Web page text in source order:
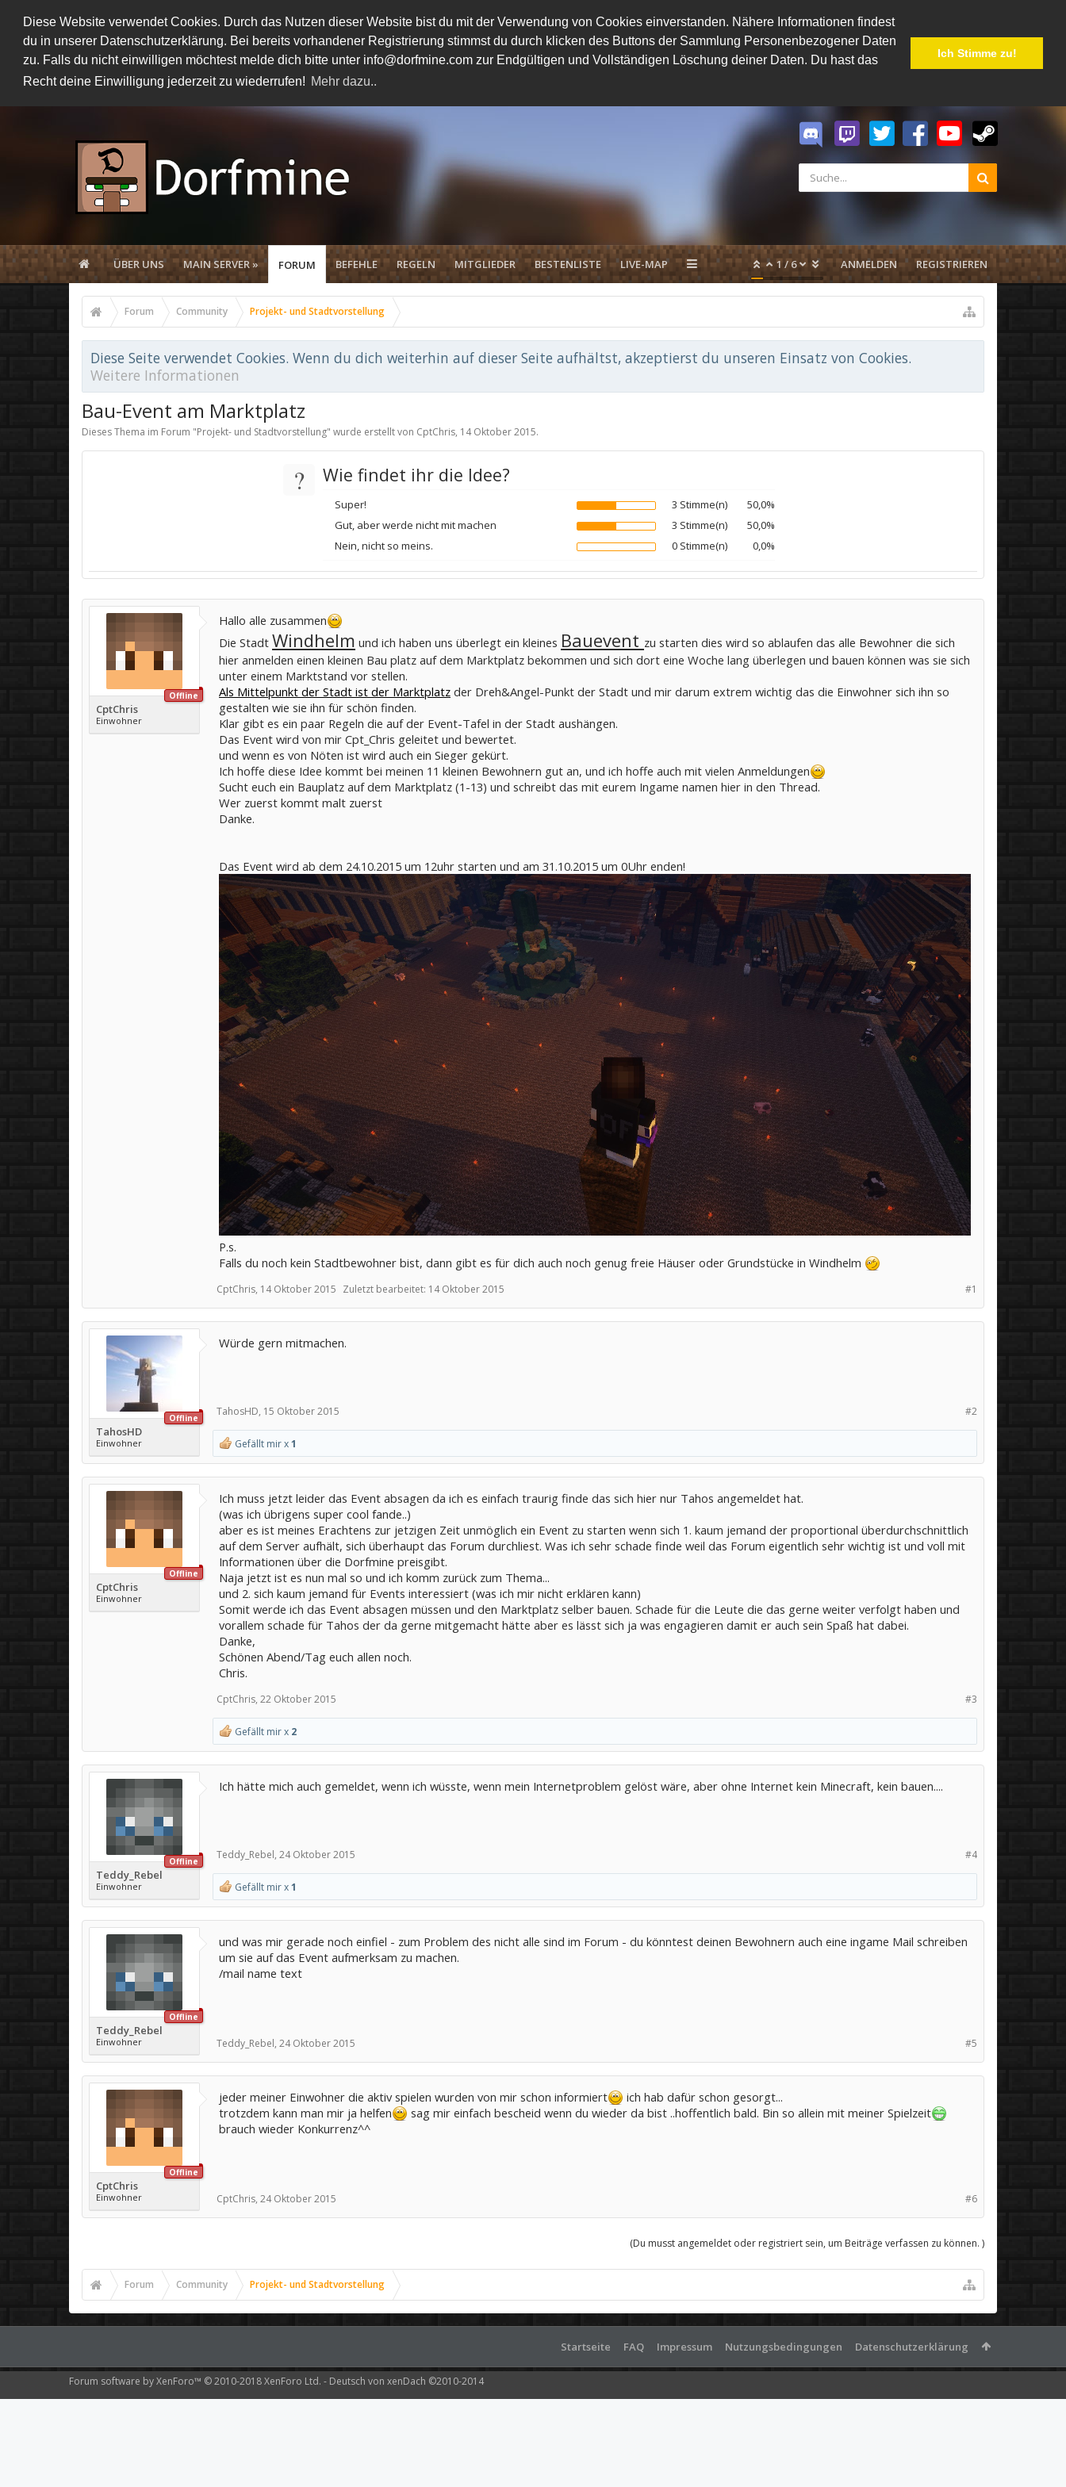
Diese Website verwendet Cookies. Durch das Nutzen dieser Website bist du mit der Verwendung von Cookies einverstanden. Nähere Informationen findest
du in unserer Datenschutzerklärung. Bei bereits vorhandener Registrierung stimmst du durch klicken des Buttons der Sammlung Personenbezogener Daten
zu. Falls du nicht einwilligen möchtest melde dich bitte unter info@dorfmine.com zur Endgültigen und Vollständigen Löschung deiner Daten. Du hast das
Recht deine Einwilligung jederzeit zu wiederrufen! Mehr dazu..
Ich Stimme zu!
ÜBER UNS MAIN SERVER » FORUM BEFEHLE REGELN MITGLIEDER BESTENLISTE LIVE-MAP 1/6 ANMELDEN REGISTRIEREN
Forum Community Projekt- und Stadtvorstellung
Diese Seite verwendet Cookies. Wenn du dich weiterhin auf dieser Seite aufhältst, akzeptierst du unseren Einsatz von Cookies.
Weitere Informationen
Bau-Event am Marktplatz
Dieses Thema im Forum "Projekt- und Stadtvorstellung" wurde erstellt von CptChris, 14 Oktober 2015.
? Wie findet ihr die Idee?
Super! 3 Stimme(n)
50,0%
Gut, aber werde nicht mit machen
3 Stimme(n)
50,0%
Nein, nicht so meins.
0 Stimme(n) 0,0%
Offline
CptChris
Einwohner
Hallo alle zusammen
Die Stadt Windhelm und ich haben uns überlegt ein kleines Bauevent zu starten dies wird so ablaufen das alle Bewohner die sich
hier anmelden einen kleinen Bau platz auf dem Marktplatz bekommen und sich dort eine Woche lang überlegen und bauen können was sie sich
unter einem Marktstand vor stellen.
Als Mittelpunkt der Stadt ist der Marktplatz der Dreh&Angel-Punkt der Stadt und mir darum extrem wichtig das die Einwohner sich ihn so
gestalten wie sie ihn für schön finden.
Klar gibt es ein paar Regeln die auf der Event-Tafel in der Stadt aushängen.
Das Event wird von mir Cpt_Chris geleitet und bewertet.
und wenn es von Nöten ist wird auch ein Sieger gekürt.
Ich hoffe diese Idee kommt bei meinen 11 kleinen Bewohnern gut an, und ich hoffe auch mit vielen Anmeldungen
Sucht euch ein Bauplatz auf dem Marktplatz (1-13) und schreibt das mit eurem Ingame namen hier in den Thread.
Wer zuerst kommt malt zuerst
Danke.
Das Event wird ab dem 24.10.2015 um 12uhr starten und am 31.10.2015 um 0Uhr enden!
P.s.
Falls du noch kein Stadtbewohner bist, dann gibt es für dich auch noch genug freie Häuser oder Grundstücke in Windhelm
#1
CptChris, 14 Oktober 2015 Zuletzt bearbeitet: 14 Oktober 2015
Offline
TahosHD
Einwohner
Würde gern mitmachen.
#2
TahosHD, 15 Oktober 2015
Gefällt mir x1
Offline
CptChris
Einwohner
Ich muss jetzt leider das Event absagen da ich es einfach traurig finde das sich hier nur Tahos angemeldet hat.
(was ich übrigens super cool fande..)
aber es ist meines Erachtens zur jetzigen Zeit unmöglich ein Event zu starten wenn sich 1. kaum jemand der proportional überdurchschnittlich
auf dem Server aufhält, sich überhaupt das Forum durchliest. Was ich sehr schade finde weil das Forum eigentlich sehr wichtig ist und voll mit
Informationen über die Dorfmine preisgibt.
Naja jetzt ist es nun mal so und ich komm zurück zum Thema...
und 2. sich kaum jemand für Events interessiert (was ich mir nicht erklären kann)
Somit werde ich das Event absagen müssen und den Marktplatz selber bauen. Schade für die Leute die das gerne weiter verfolgt haben und
vorallem schade für Tahos der da gerne mitgemacht hätte aber es lässt sich ja was engagieren damit er auch sein Spaß hat dabei.
Danke,
Schönen Abend/Tag euch allen noch.
Chris.
#3
CptChris, 22 Oktober 2015
Gefällt mir x 2
Offline
Teddy_Rebel
Einwohner
Ich hätte mich auch gemeldet, wenn ich wüsste, wenn mein Internetproblem gelöst wäre, aber ohne Internet kein Minecraft, kein bauen....
#4
Teddy_Rebel, 24 Oktober 2015
Gefällt mir x1
Offline
Teddy_Rebel
Einwohner
und was mir gerade noch einfiel - zum Problem des nicht alle sind im Forum - du könntest deinen Bewohnern auch eine ingame Mail schreiben
um sie auf das Event aufmerksam zu machen.
/mail name text
#5
Teddy_Rebel, 24 Oktober 2015
Offline
CptChris
Einwohner
jeder meiner Einwohner die aktiv spielen wurden von mir schon informiert
ich hab dafür schon gesorgt...
trotzdem kann man mir ja helfen
sag mir einfach bescheid wenn du wieder da bist ..hoffentlich bald. Bin so allein mit meiner Spielzeit
brauch wieder Konkurrenz^^
#6
CptChris, 24 Oktober 2015
(Du musst angemeldet oder registriert sein, um Beiträge verfassen zu können. )
Forum Community Projekt- und Stadtvorstellung
Startseite FAQ Impressum Nutzungsbedingungen Datenschutzerklärung
Forum software by XenForo™ © 2010-2018 XenForo Ltd. - Deutsch von xenDach ©2010-2014